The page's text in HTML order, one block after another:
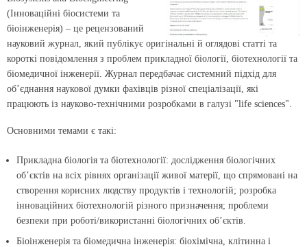
(Інноваційні біосистеми та
біоінженерія) – це рецензований
науковий журнал, який публікує оригінальні й оглядові статті та
короткі повідомлення з проблем прикладної біології, біотехнології та
біомедичної інженерії. Журнал передбачає системний підхід для
об’єднання наукової думки фахівців різної спеціалізації, які
працюють із науково-технічними розробками в галузі "life sciences".
Основними темами є такі:
Прикладна біологія та біотехнології: дослідження біологічних
об’єктів на всіх рівнях організації живої матерії, що спрямовані на
створення корисних людству продуктів і технологій; розробка
інноваційних біотехнологій різного призначення; проблеми
безпеки при роботі/використанні біологічних об’єктів.
Біоінженерія та біомедична інженерія: біохімічна, клітинна і